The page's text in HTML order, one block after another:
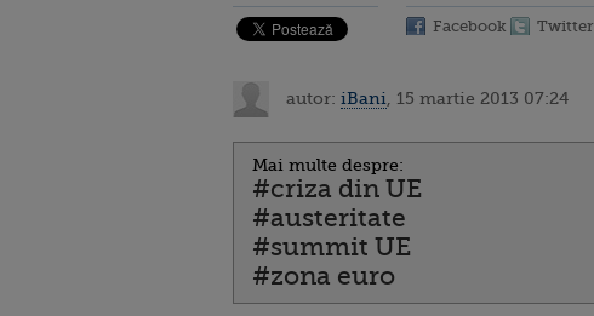
Facebook Twitter
autor: iBani , 15 martie 2013 07:24
Mai multe despre:
#criza din UE
#austeritate
#summit UE
#zona euro